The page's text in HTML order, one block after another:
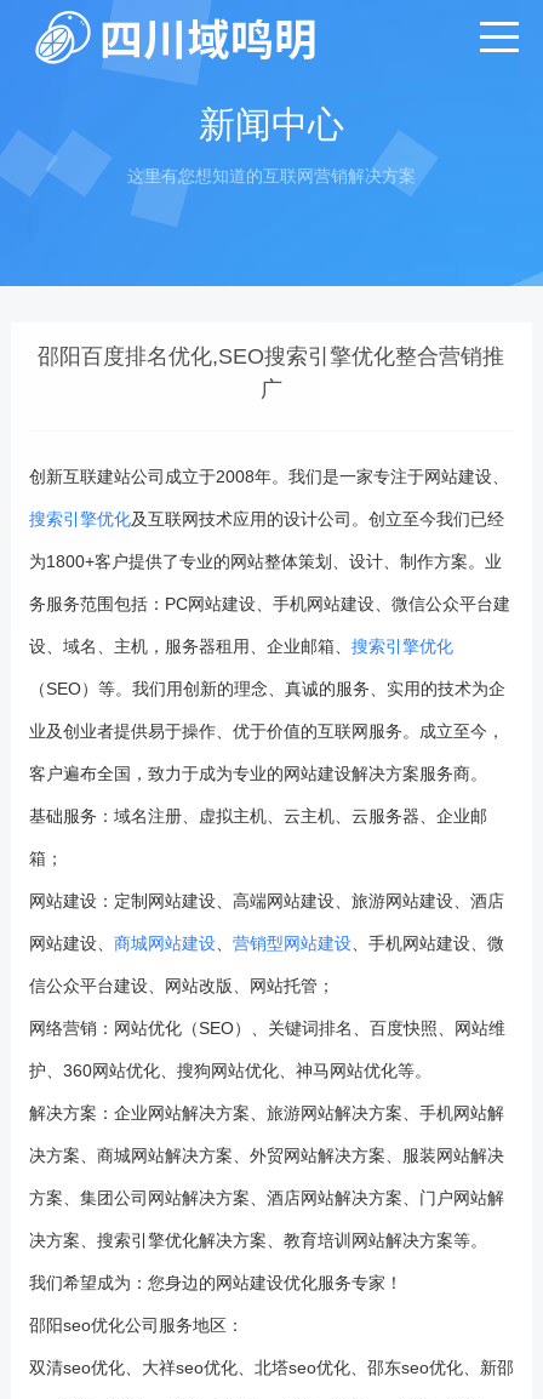
新闻中心
这里有您想知道的互联网营销解决方案
邵阳百度排名优化,SEO搜索引擎优化整合营销推
广
创新互联建站公司成立于2008年。我们是一家专注于网站建设、
搜索引擎优化及互联网技术应用的设计公司。创立至今我们已经
为1800+客户提供了专业的网站整体策划、设计、制作方案。业
务服务范围包括：PC网站建设、手机网站建设、微信公众平台建
设、域名、主机，服务器租用、企业邮箱、 搜索引擎优化
（SEO）等。我们用创新的理念、真诚的服务、实用的技术为企
业及创业者提供易于操作、优于价值的互联网服务。成立至今，
客户遍布全国，致力于成为专业的网站建设解决方案服务商。
基础服务：域名注册、虚拟主机、云主机、云服务器、企业邮
箱；
网站建设：定制网站建设、高端网站建设、旅游网站建设、酒店
网站建设、 商城网站建设、 营销型网站建设、手机网站建设、微
信公众平台建设、网站改版、网站托管；
网络营销：网站优化（SEO）、关键词排名、百度快照、网站维
护、360网站优化、搜狗网站优化、神马网站优化等。
解决方案：企业网站解决方案、旅游网站解决方案、手机网站解
决方案、商城网站解决方案、外贸网站解决方案、服装网站解决
方案、集团公司网站解决方案、酒店网站解决方案、门户网站解
决方案、搜索引擎优化解决方案、教育培训网站解决方案等。
我们希望成为：您身边的网站建设优化服务专家！
邵阳seo优化公司服务地区：
双清seo优化、大祥seo优化、北塔seo优化、邵东seo优化、新邵